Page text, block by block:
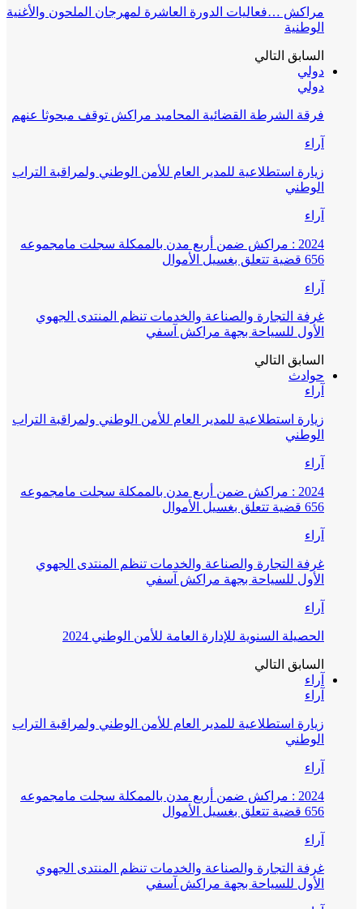
مراكش …فعاليات الدورة العاشرة لمهرجان الملحون والأغنية
الوطنية
السابق التالي
دولي
دولي
فرقة الشرطة القضائية المحاميد مراكش توقف مبحوثا عنهم
آراء
زيارة استطلاعية للمدير العام للأمن الوطني ولمراقبة التراب
الوطني
آراء
2024 : مراكش ضمن أربع مدن بالممكلة سجلت مامجموعه
656 قضية تتعلق بغسيل الأموال
آراء
غرفة التجارة والصناعة والخدمات تنظم المنتدى الجهوي
الأول للسياحة بجهة مراكش آسفي
السابق التالي
حوادث
آراء
زيارة استطلاعية للمدير العام للأمن الوطني ولمراقبة التراب
الوطني
آراء
2024 : مراكش ضمن أربع مدن بالممكلة سجلت مامجموعه
656 قضية تتعلق بغسيل الأموال
آراء
غرفة التجارة والصناعة والخدمات تنظم المنتدى الجهوي
الأول للسياحة بجهة مراكش آسفي
آراء
الحصيلة السنوية للإدارة العامة للأمن الوطني 2024
السابق التالي
آراء
آراء
زيارة استطلاعية للمدير العام للأمن الوطني ولمراقبة التراب
الوطني
آراء
2024 : مراكش ضمن أربع مدن بالممكلة سجلت مامجموعه
656 قضية تتعلق بغسيل الأموال
آراء
غرفة التجارة والصناعة والخدمات تنظم المنتدى الجهوي
الأول للسياحة بجهة مراكش آسفي